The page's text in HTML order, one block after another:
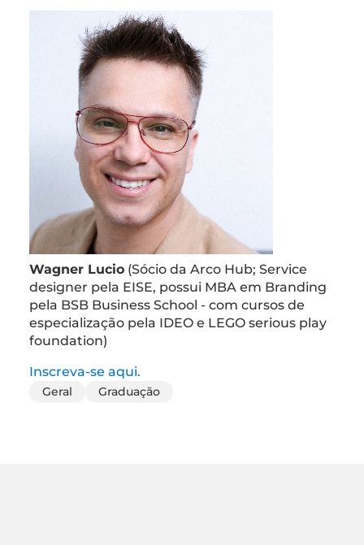
Wagner Lucio (Sócio da Arco Hub; Service
designer pela EISE, possui MBA em Branding
pela BSB Business School - com cursos de
especialização pela IDEO e LEGO serious play
foundation)
Inscreva-se aqui.
Geral Graduação